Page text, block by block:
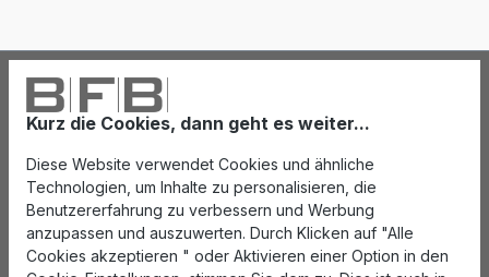
Kurz die Cookies, dann geht es weiter...
Diese Website verwendet Cookies und ähnliche
Technologien, um Inhalte zu personalisieren, die
Benutzererfahrung zu verbessern und Werbung
anzupassen und auszuwerten. Durch Klicken auf "Alle
Cookies akzeptieren " oder Aktivieren einer Option in den